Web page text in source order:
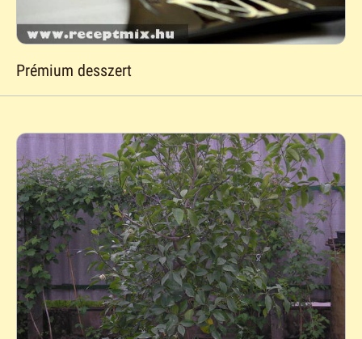
Prémium desszert